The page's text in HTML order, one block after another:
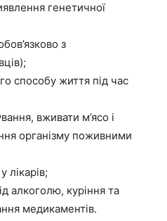
генетичної
з
способу життя під час
вживати м’ясо і
організму поживними
лікарів;
алкоголю, куріння та
медикаментів.